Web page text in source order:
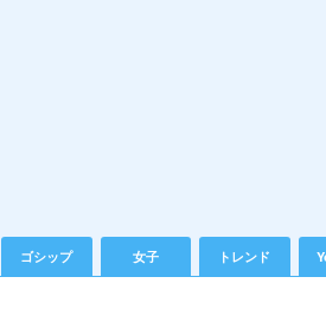
ゴシップ 女子 トレンド